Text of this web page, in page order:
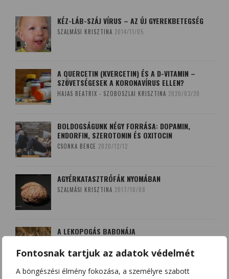
Fontosnak tartjuk az adatok védelmét
A böngészési élmény fokozása, a személyre szabott
KÉZ-LÁB-SZÁJ VÍRUS – AZ ÚJ GYEREKBETEGSÉG
SZALMÁSI KRISZTINA 2014/11/05
A QUERCETIN (KVERCETIN) ÉS A D-VITAMIN –
SZÖVETSÉGESEK A KORONAVÍRUS ELLEN?
HAJAS BEATRIX - SZOBOSZLAI KRISZTINA 2020/03/20
BOLDOGSÁGUNK NÉGY FORRÁSA: DOPAMIN,
ENDORFIN, SZEROTONIN ÉS OXITOCIN
CSONKA BENCE 2020/12/12
AGYÉRKATASZTRÓFÁK NYOMÁBAN
SZALMÁSI KRISZTINA 2017/10/08
A LEKOPOGÁS BABONÁJA